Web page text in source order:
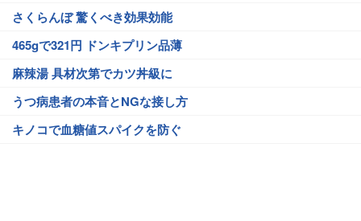
さくらんぼ 驚くべき効果効能
465gで321円 ドンキプリン品薄
麻辣湯 具材次第でカツ丼級に
うつ病患者の本音とNGな接し方
キノコで血糖値スパイクを防ぐ